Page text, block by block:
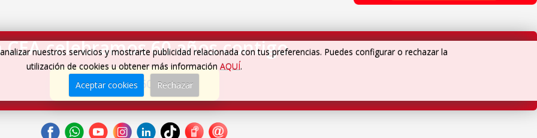
CEA celebramos 60 años contigo
Cumplimos 60 años→
nuestros servicios y mostrarte publicidad relacionada con tus preferencias. Puedes configurar o rechazar la
utilización de cookies u obtener más información AQUÍ.
Aceptar cookies
Rechazar